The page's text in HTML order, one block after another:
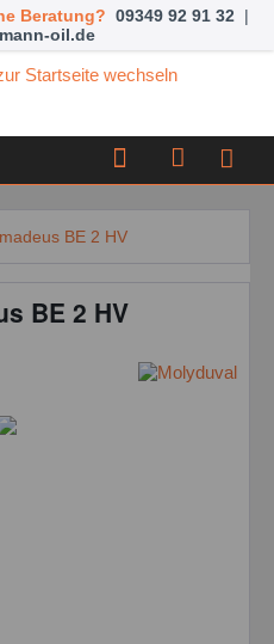
Beratung? 09349 92 91 32 |
oil.de
BE 2 HV
BE 2 HV